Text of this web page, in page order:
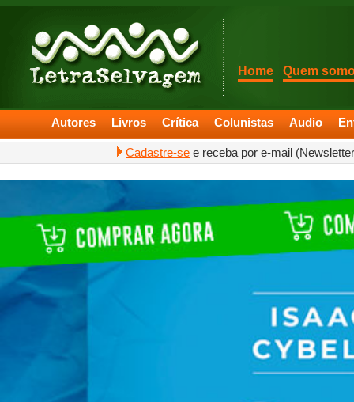
Home Quem
Autores Livros Crítica Colunistas Audio
Cadastre-se e receba por e-mail